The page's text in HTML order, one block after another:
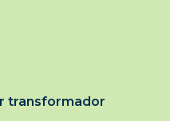
transformador